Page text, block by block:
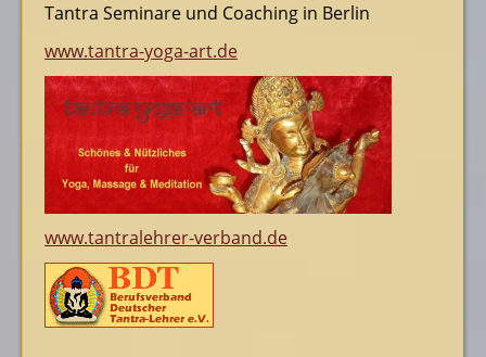
Tantra Seminare und Coaching in Berlin
www.tantra-yoga-art.de
www.tantralehrer-verband.de